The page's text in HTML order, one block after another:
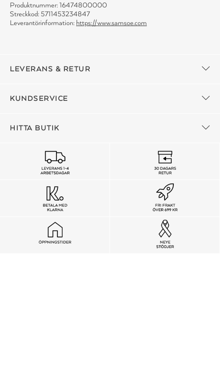
Produktnummer: 16474800000
Streckkod: 5711453234847
Leverantörinformation: https://www.samsoe.com
LEVERANS & RETUR
KUNDSERVICE
HITTA BUTIK